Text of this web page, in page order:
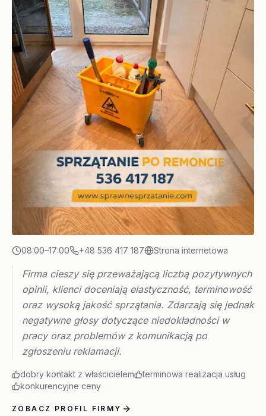
08:00–17:00 +48 536 417 187 Strona internetowa
Firma cieszy się przeważającą liczbą pozytywnych
opinii, klienci doceniają elastyczność, terminowość
oraz wysoką jakość sprzątania. Zdarzają się jednak
negatywne głosy dotyczące niedokładności w
pracy oraz problemów z komunikacją po
zgłoszeniu reklamacji.
dobry kontakt z właścicielem
terminowa realizacja usług
konkurencyjne ceny
ZOBACZ PROFIL FIRMY